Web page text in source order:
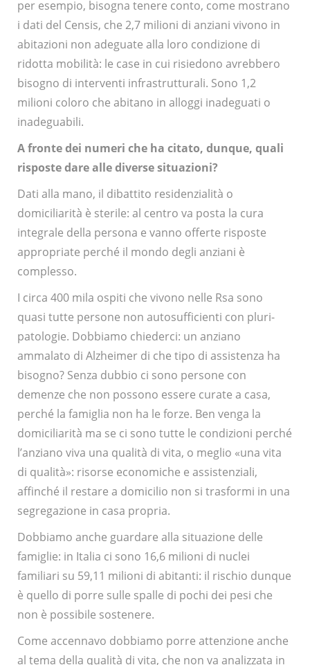
per esempio, bisogna tenere conto, come mostrano
i dati del Censis, che 2,7 milioni di anziani vivono in
abitazioni non adeguate alla loro condizione di
ridotta mobilità: le case in cui risiedono avrebbero
bisogno di interventi infrastrutturali. Sono 1,2
milioni coloro che abitano in alloggi inadeguati o
inadeguabili.
A fronte dei numeri che ha citato, dunque, quali
risposte dare alle diverse situazioni?
Dati alla mano, il dibattito residenzialità o
domiciliarità è sterile: al centro va posta la cura
integrale della persona e vanno offerte risposte
appropriate perché il mondo degli anziani è
complesso.
I circa 400 mila ospiti che vivono nelle Rsa sono
quasi tutte persone non autosufficienti con pluri-
patologie. Dobbiamo chiederci: un anziano
ammalato di Alzheimer di che tipo di assistenza ha
bisogno? Senza dubbio ci sono persone con
demenze che non possono essere curate a casa,
perché la famiglia non ha le forze. Ben venga la
domiciliarità ma se ci sono tutte le condizioni perché
l’anziano viva una qualità di vita, o meglio «una vita
di qualità»: risorse economiche e assistenziali,
affinché il restare a domicilio non si trasformi in una
segregazione in casa propria.
Dobbiamo anche guardare alla situazione delle
famiglie: in Italia ci sono 16,6 milioni di nuclei
familiari su 59,11 milioni di abitanti: il rischio dunque
è quello di porre sulle spalle di pochi dei pesi che
non è possibile sostenere.
Come accennavo dobbiamo porre attenzione anche
al tema della qualità di vita, che non va analizzata in